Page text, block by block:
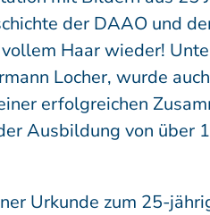
der DAAO und
Haar wieder!
Locher, wurde
erfolgreichen
Ausbildung von über
Urkunde zum 25-